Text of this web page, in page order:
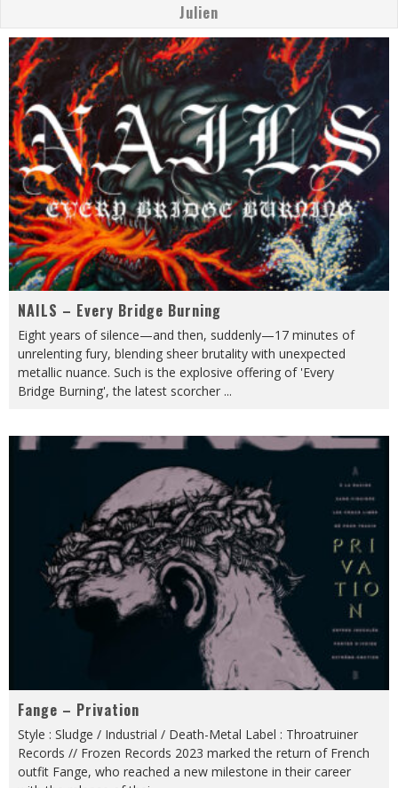
Julien
NAILS – Every Bridge Burning
Eight years of silence—and then, suddenly—17 minutes of
unrelenting fury, blending sheer brutality with unexpected
metallic nuance. Such is the explosive offering of 'Every
Bridge Burning', the latest scorcher ...
Fange – Privation
Style : Sludge / Industrial / Death-Metal Label : Throatruiner
Records // Frozen Records 2023 marked the return of French
outfit Fange, who reached a new milestone in their career